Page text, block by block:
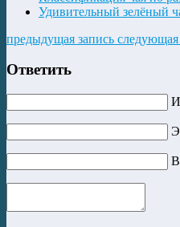
Удивительный зелёный
предыдущая запись следующая
Ответить